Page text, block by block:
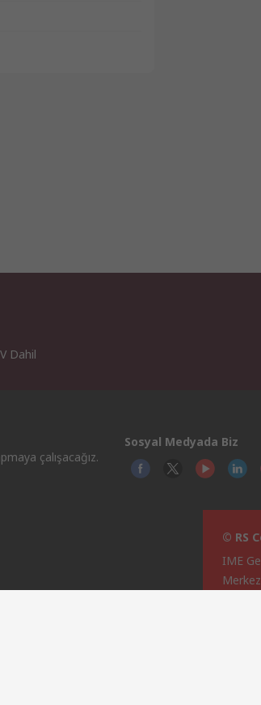
Dahil
çalışacağız.
Sosyal Medyada Biz
© RS
IME